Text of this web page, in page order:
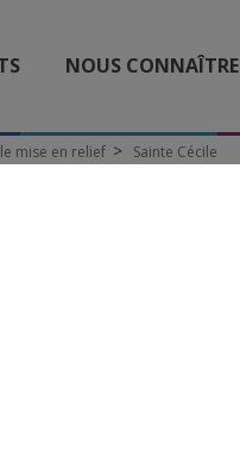
NOUS CONNAÎTRE
mise en relief Sainte Cécile